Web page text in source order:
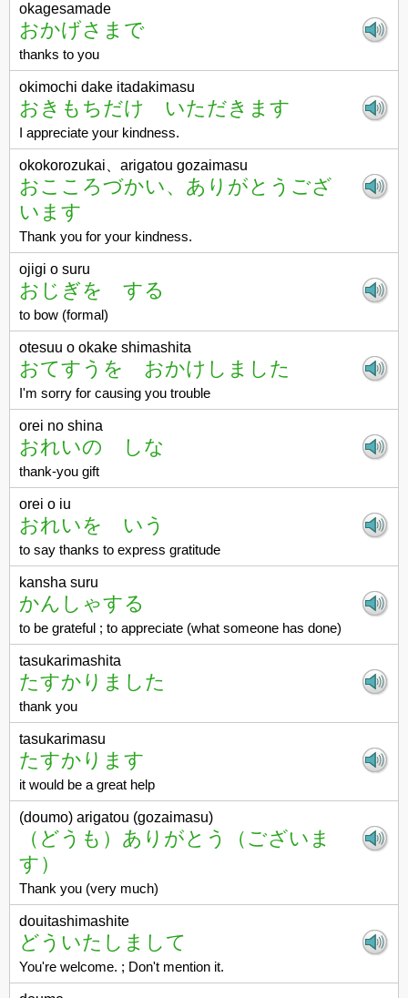
okagesamade
おかげさまで
thanks to you
okimochi dake itadakimasu
おきもちだけ いただきます
I appreciate your kindness.
okokorozukai、arigatou gozaimasu
おこころづかい、ありがとうござ
います
Thank you for your kindness.
ojigi o suru
おじぎを する
to bow (formal)
otesuu o okake shimashita
おてすうを おかけしました
I'm sorry for causing you trouble
orei no shina
おれいの しな
thank-you gift
orei o iu
おれいを いう
to say thanks to express gratitude
kansha suru
かんしゃする
to be grateful ; to appreciate (what someone has done)
tasukarimashita
たすかりました
thank you
tasukarimasu
たすかります
it would be a great help
(doumo) arigatou (gozaimasu)
（どうも）ありがとう（ございま
す）
Thank you (very much)
douitashimashite
どういたしまして
You're welcome. ; Don't mention it.